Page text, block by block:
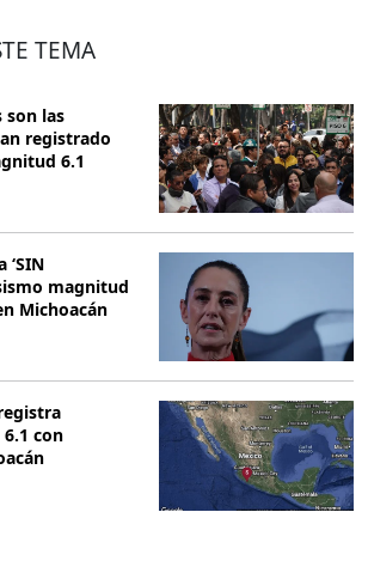
TEMA
son las
registrado
6.1
‘SIN
magnitud
Michoacán
con